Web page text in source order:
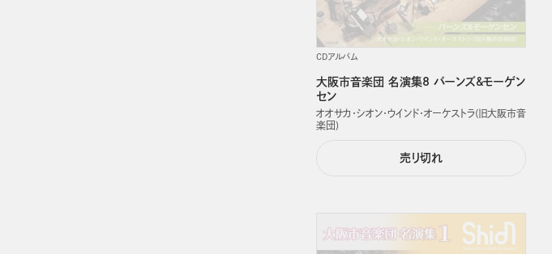
CDアルバム
大阪市音楽団 名演集8 バーンズ&モーゲン
セン
オオサカ・シオン・ウインド・オーケストラ(旧大阪市音
楽団)
売り切れ